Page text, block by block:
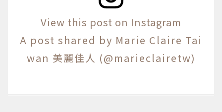
View this post on Instagram
A post shared by Marie Claire Tai
wan 美麗佳人 (@marieclairetw)